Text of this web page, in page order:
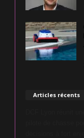
Articles récents